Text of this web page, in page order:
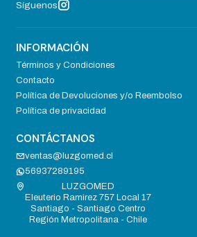
Síguenos
INFORMACIÓN
Términos y Condiciones
Contacto
Política de Devoluciones y/o Reembolso
Política de privacidad
CONTÁCTANOS
ventas@luzgomed.cl
56937289195
LUZGOMED
Eleuterio Ramirez 757 Local 17
Santiago - Santiago Centro
Región Metropolitana - Chile